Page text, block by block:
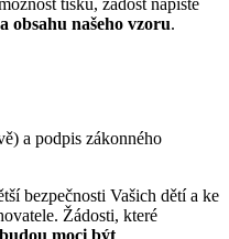
obsahu našeho vzoru.
a podpis zákonného
bezpečnosti Vašich dětí a ke
Žádosti, které
moci být